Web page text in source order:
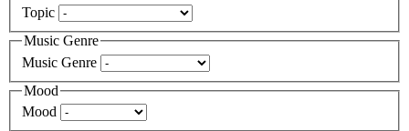
Topic
Music Genre
Music Genre
Mood
Mood